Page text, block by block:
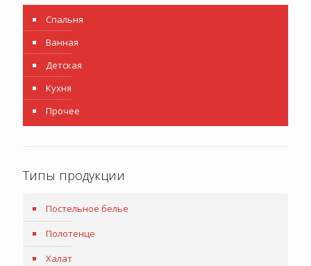
Спальня
Ванная
Детская
Кухня
Прочее
Типы продукции
Постельное белье
Полотенце
Халат